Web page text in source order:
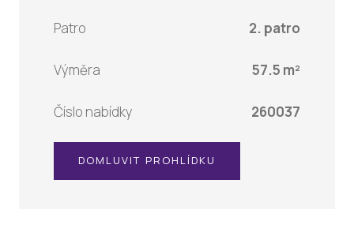
Patro 2. patro
Výměra 57.5 m²
Číslo nabídky 260037
DOMLUVIT PROHLÍDKU